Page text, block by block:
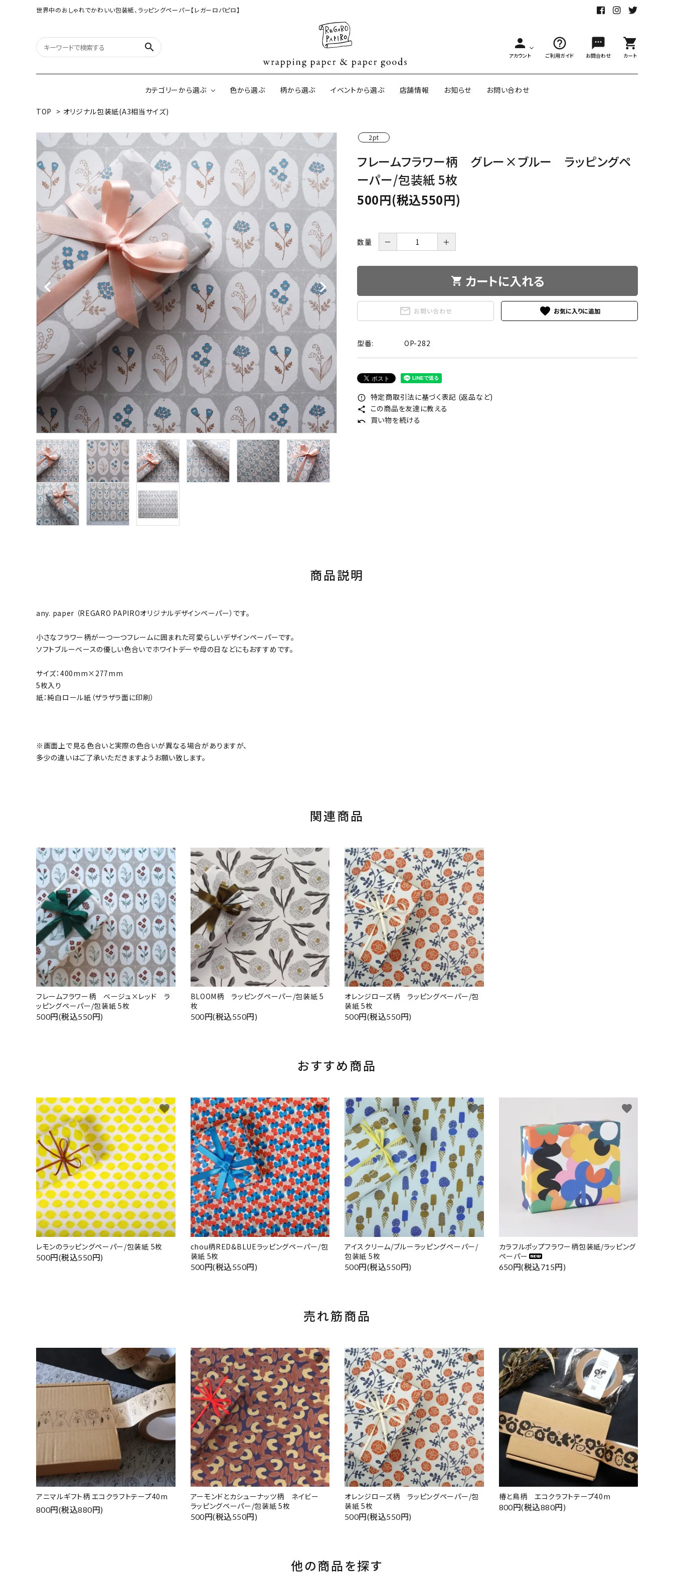
世界中のおしゃれでかわいい包装紙、ラッピングペーパー【レガーロパピロ】
search person
アカウント
help_outline
ご利用ガイド
sms
お問合わせ
shopping_cart
カート
カテゴリーから選ぶ
オリジナル包装紙
（A3相当サイズ）
【大判サイズ】オリジナル包装紙 和紙の包装紙(CAGWA paper)
サイズオーダー受注生産
ネパールの手漉き包装紙
インドのハンドプリントコットン
ペーパー
イギリスのモダン包装紙 イギリスの両面包装紙
ボタニカルダブルサイド包装紙 韓国のデザインペーパー 日本のペーパーブランド ラッピング用リボン・紐
色から選ぶ 柄から選ぶ イベントから選ぶ 店舗情報 お知らせ お問い合わせ
TOP > オリジナル包装紙(A3相当サイズ)
2pt
フレームフラワー柄 グレー×ブルー ラッピングペ
ーパー/包装紙 5枚
500円(税込550円)
数量 － ＋
shopping_cart カートに入れる
mail_outline お問い合わせ favorite
型番: OP-282
error_outline 特定商取引法に基づく表記 (返品など)
share この商品を友達に教える
undo 買い物を続ける
商品説明
any. paper （REGARO PAPIROオリジナルデザインペーパー）です。
小さなフラワー柄が一つ一つフレームに囲まれた可愛らしいデザインペーパーです。
ソフトブルーベースの優しい色合いでホワイトデーや母の日などにもおすすめです。
サイズ：400mm×277mm
5枚入り
紙：純白ロール紙（ザラザラ面に印刷）
※画面上で見る色合いと実際の色合いが異なる場合がありますが、
多少の違いはご了承いただきますようお願い致します。
関連商品
フレームフラワー柄 ベージュ×レッド ラ
ッピングペーパー/包装紙 5枚
500円(税込550円)
BLOOM柄 ラッピングペーパー/包装紙 5
枚
500円(税込550円)
オレンジローズ柄 ラッピングペーパー/包
装紙 5枚
500円(税込550円)
おすすめ商品
レモンのラッピングペーパー/包装紙 5枚
500円(税込550円)
favorite
chou柄RED&BLUEラッピングペーパー/包
装紙 5枚
500円(税込550円)
favorite
アイスクリーム/ブルーラッピングペーパー/
包装紙 5枚
500円(税込550円)
favorite
カラフルポップフラワー柄包装紙/ラッピング
ペーパー
650円(税込715円)
favorite
売れ筋商品
アニマルギフト柄 エコクラフトテープ40m
800円(税込880円)
favorite
アーモンドとカシューナッツ柄 ネイビー
ラッピングペーパー/包装紙 5枚
500円(税込550円)
favorite
オレンジローズ柄 ラッピングペーパー/包
装紙 5枚
500円(税込550円)
favorite
椿と鳥柄 エコクラフトテープ40m
800円(税込880円)
favorite
他の商品を探す